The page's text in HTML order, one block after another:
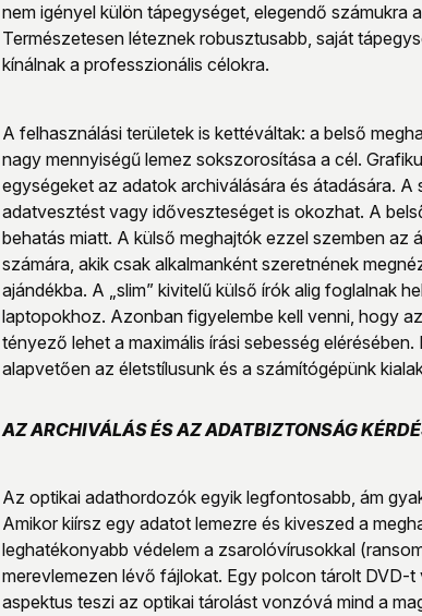
nem igényel külön tápegységet, elegendő
Természetesen léteznek robusztusabb, saját
kínálnak a professzionális célokra.
A felhasználási területek is kettéváltak: a belső
nagy mennyiségű lemez sokszorosítása a cél.
egységeket az adatok archiválására és átadására.
adatvesztést vagy időveszteséget is okozhat. A
behatás miatt. A külső meghajtók ezzel szemben
számára, akik csak alkalmanként szeretnének
ajándékba. A „slim” kivitelű külső írók alig foglalnak
laptopokhoz. Azonban figyelembe kell venni, hogy
tényező lehet a maximális írási sebesség
alapvetően az életstílusunk és a számítógépünk
AZ ARCHIVÁLÁS ÉS AZ ADATBIZTONSÁG
Az optikai adathordozók egyik legfontosabb, ám
Amikor kiírsz egy adatot lemezre és kiveszed a
leghatékonyabb védelem a zsarolóvírusokkal
merevlemezen lévő fájlokat. Egy polcon tárolt DVD-
aspektus teszi az optikai tárolást vonzóvá mind a